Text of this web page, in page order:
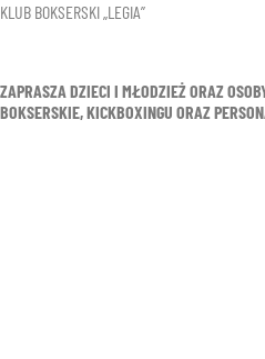
KLUB BOKSERSKI „LEGIA”
ZAPRASZA DZIECI I MŁODZIEŻ ORAZ
BOKSERSKIE, KICKBOXINGU ORAZ